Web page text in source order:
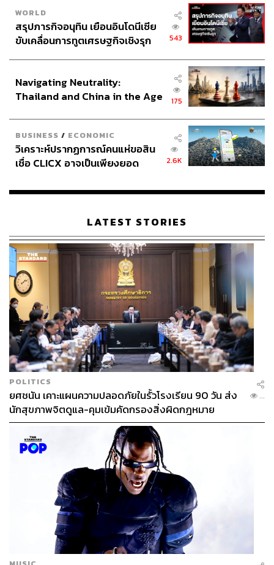
WORLD
สรุปภารกิจอนุทิน เยือนอินโดนีเซีย
ขับเคลื่อนการทูตเศรษฐกิจเชิงรุก
543
Navigating Neutrality:
Thailand and China in the Age
175
BUSINESS / ECONOMIC
วิเคราะห์ปรากฏการณ์คนแห่ขอสิน
เชื่อ CLICX อาจเป็นเพียงยอด
เรือนไทยที่ถูกซุกไว้
2.6K
LATEST STORIES
POLITICS
ยศชนัน เคาะแผนความปลอดภัยในรั้วโรงเรียน 90 วัน ส่ง
นักสุขภาพจิตดูแล-คุมเข้มคัดกรองสิ่งผิดกฎหมาย
...